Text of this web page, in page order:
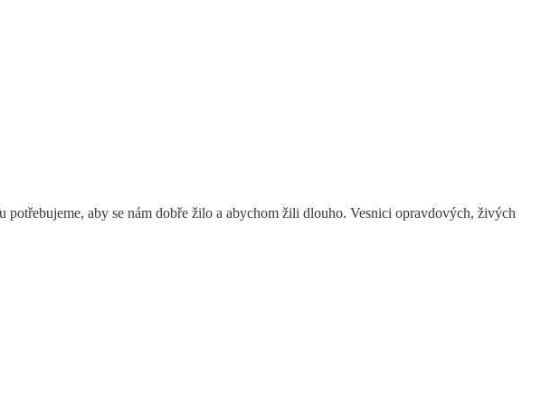
aby se nám dobře žilo a abychom žili dlouho. Vesnici opravdových, živých